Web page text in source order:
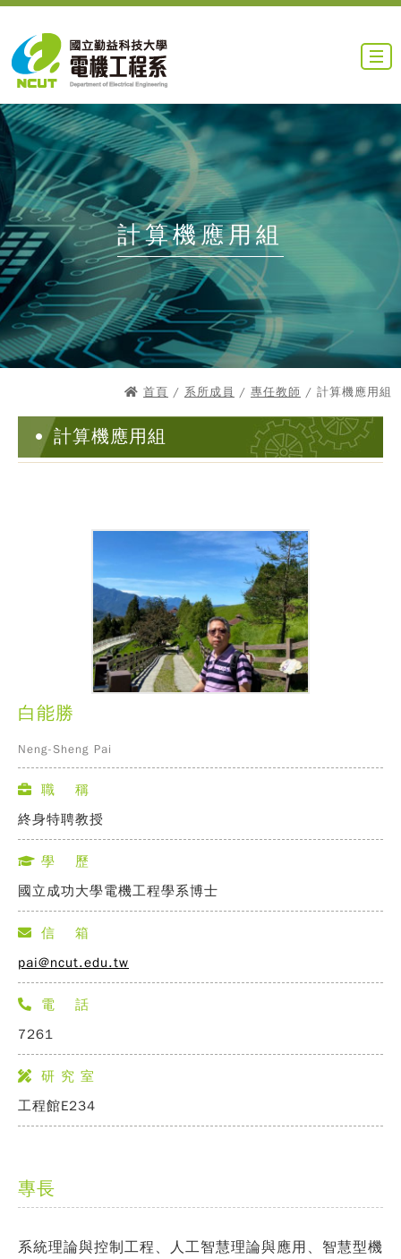
計算機應用組
首頁 / 系所成員 / 專任教師 / 計算機應用組
計算機應用組
白能勝
Neng-Sheng Pai
職 稱
終身特聘教授
學 歷
國立成功大學電機工程學系博士
信 箱
pai@ncut.edu.tw
電 話
7261
研 究 室
工程館E234
專長
系統理論與控制工程、人工智慧理論與應用、智慧型機